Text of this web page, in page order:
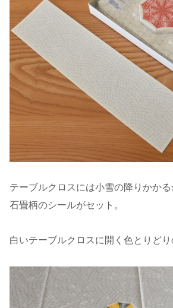
テーブルクロスには小雪の降りかかる
石畳柄のシールがセット。
白いテーブルクロスに開く色とりどり